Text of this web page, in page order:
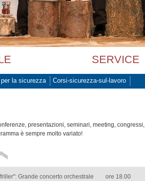
SERVICE
la sicurezza Corsi-sicurezza-sul-lavoro
presentazioni, seminari, meeting, congressi,
è sempre molto variato!
Grande concerto orchestrale ore 18.00